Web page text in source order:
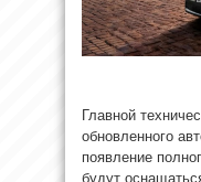
Главной
обновленного
появление
будут